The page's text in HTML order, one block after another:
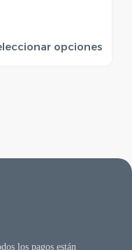
opciones
los pagos están